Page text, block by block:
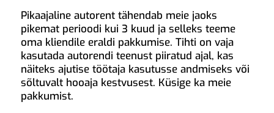
Pikaajaline autorent tähendab meie jaoks
pikemat perioodi kui 3 kuud ja selleks teeme
oma kliendile eraldi pakkumise. Tihti on vaja
kasutada autorendi teenust piiratud ajal, kas
näiteks ajutise töötaja kasutusse andmiseks või
sõltuvalt hooaja kestvusest. Küsige ka meie
pakkumist.